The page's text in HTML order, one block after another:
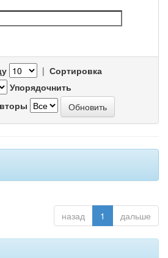
| Сортировка
Упорядочнить
назад 1 дальше